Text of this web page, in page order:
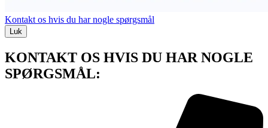
Kontakt os hvis du har nogle spørgsmål
Luk
KONTAKT OS HVIS DU HAR NOGLE
SPØRGSMÅL: